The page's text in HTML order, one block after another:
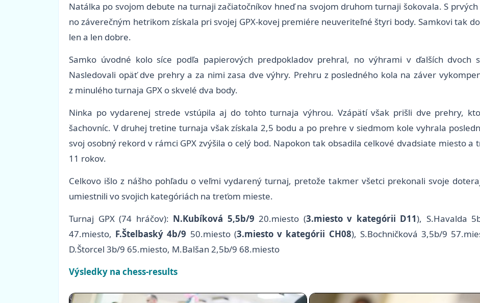
Natálka po svojom debute na turnaji začiatočníkov hneď na svojom druhom turnaji šokovala. S
no záverečným hetrikom získala pri svojej GPX-kovej premiére neuveriteľné štyri body. Samkovi tak
len a len dobre.
Samko úvodné kolo síce podľa papierových predpokladov prehral, no výhrami v ďalších dvoch
Nasledovali opäť dve prehry a za nimi zasa dve výhry. Prehru z posledného kola na záver
z minulého turnaja GPX o skvelé dva body.
Ninka po vydarenej strede vstúpila aj do tohto turnaja výhrou. Vzápätí však prišli dve prehry,
šachovníc. V druhej tretine turnaja však získala 2,5 bodu a po prehre v siedmom kole vyhrala
svoj osobný rekord v rámci GPX zvýšila o celý bod. Napokon tak obsadila celkové dvadsiate miesto
11 rokov.
Celkovo išlo z nášho pohľadu o veľmi vydarený turnaj, pretože takmer všetci prekonali svoje
umiestnili vo svojich kategóriách na treťom mieste.
Turnaj GPX (74 hráčov): N.Kubíková 5,5b/9 20.miesto (3.miesto v kategórii D11), S.Havalda
47.miesto, F.Štelbaský 4b/9 50.miesto (3.miesto v kategórii CH08), S.Bochničková 3,5b/9
D.Štorcel 3b/9 65.miesto, M.Balšan 2,5b/9 68.miesto
Výsledky na chess-results